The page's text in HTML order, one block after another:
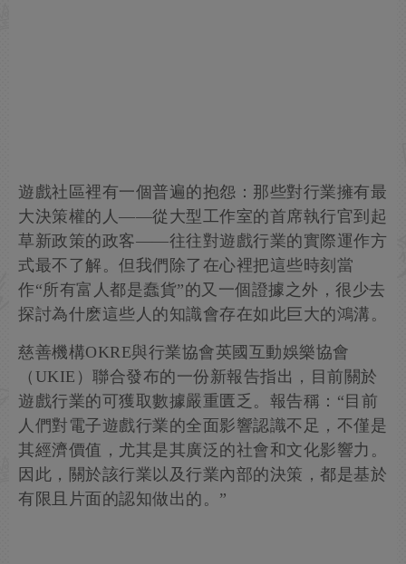
遊戲社區裡有一個普遍的抱怨：那些對行業擁有最
大決策權的人——從大型工作室的首席執行官到起
草新政策的政客——往往對遊戲行業的實際運作方
式最不了解。但我們除了在心裡把這些時刻當
作“所有富人都是蠢貨”的又一個證據之外，很少去
探討為什麽這些人的知識會存在如此巨大的鴻溝。
慈善機構OKRE與行業協會英國互動娛樂協會
（UKIE）聯合發布的一份新報告指出，目前關於
遊戲行業的可獲取數據嚴重匱乏。報告稱：“目前
人們對電子遊戲行業的全面影響認識不足，不僅是
其經濟價值，尤其是其廣泛的社會和文化影響力。
因此，關於該行業以及行業內部的決策，都是基於
有限且片面的認知做出的。”